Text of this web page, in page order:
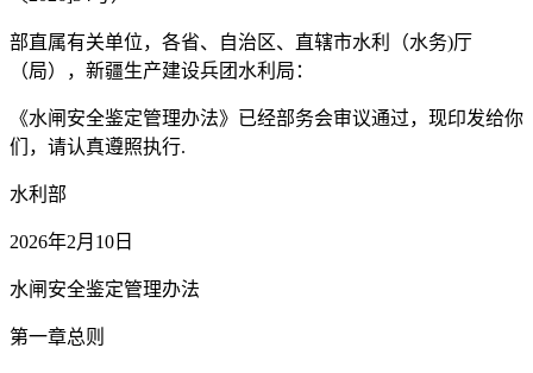
部直属有关单位，各省、自治区、直辖市水利（水务)厅
（局），新疆生产建设兵团水利局：
《水闸安全鉴定管理办法》已经部务会审议通过，现印发给你
们，请认真遵照执行.
水利部
2026年2月10日
水闸安全鉴定管理办法
第一章总则